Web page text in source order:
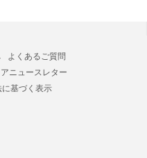
よくあるご質問
アニュースレター
基づく表示